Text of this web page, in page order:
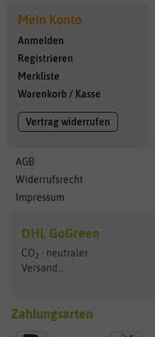
Mein Konto
Anmelden
Registrieren
Merkliste
Warenkorb / Kasse
Vertrag widerrufen
AGB
Widerrufsrecht
Impressum
DHL GoGreen
CO2 - neutraler
Versand...
Zahlungsarten